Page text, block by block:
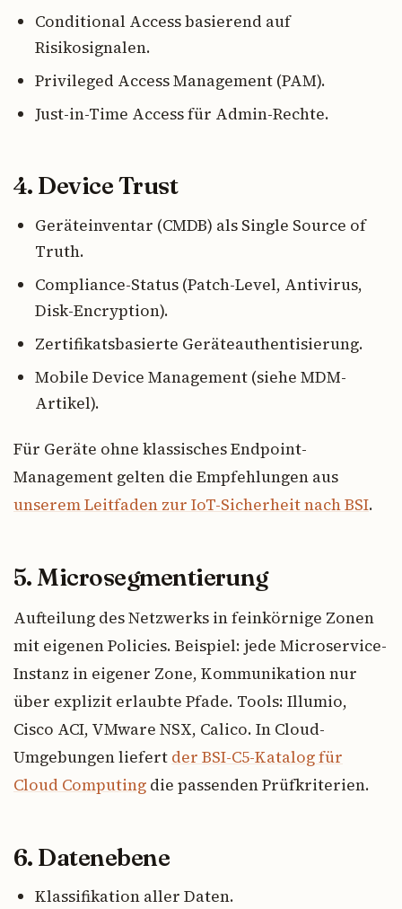
Conditional Access basierend auf
Risikosignalen.
Privileged Access Management (PAM).
Just-in-Time Access für Admin-Rechte.
4. Device Trust
Geräteinventar (CMDB) als Single Source of
Truth.
Compliance-Status (Patch-Level, Antivirus,
Disk-Encryption).
Zertifikatsbasierte Geräteauthentisierung.
Mobile Device Management (siehe MDM-
Artikel).
Für Geräte ohne klassisches Endpoint-
Management gelten die Empfehlungen aus
unserem Leitfaden zur IoT-Sicherheit nach BSI.
5. Microsegmentierung
Aufteilung des Netzwerks in feinkörnige Zonen
mit eigenen Policies. Beispiel: jede Microservice-
Instanz in eigener Zone, Kommunikation nur
über explizit erlaubte Pfade. Tools: Illumio,
Cisco ACI, VMware NSX, Calico. In Cloud-
Umgebungen liefert der BSI-C5-Katalog für
Cloud Computing die passenden Prüfkriterien.
6. Datenebene
Klassifikation aller Daten.